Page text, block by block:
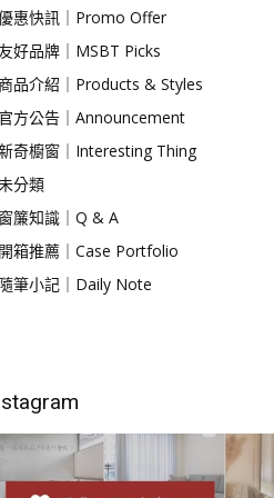
惠快訊｜Promo Offer
好品牌｜MSBT Picks
品介紹｜Products & Styles
方公告｜Announcement
奇櫥窗｜Interesting Thing
分類
簾知識｜Q & A
箱推薦｜Case Portfolio
筆小記｜Daily Note